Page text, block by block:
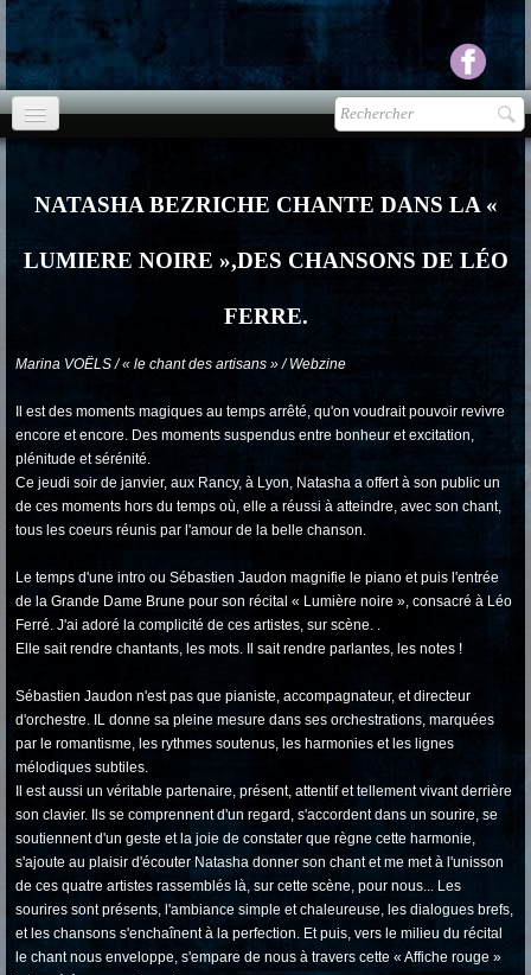
agenda
Presse▼
vente CD
Photos▼
Contact & liens
NATASHA BEZRICHE CHANTE DANS LA «
LUMIERE NOIRE »,DES CHANSONS DE LÉO
FERRE.
Marina VOËLS / « le chant des artisans » / Webzine
Il est des moments magiques au temps arrêté, qu'on voudrait pouvoir revivre
encore et encore. Des moments suspendus entre bonheur et excitation,
plénitude et sérénité.
Ce jeudi soir de janvier, aux Rancy, à Lyon, Natasha a offert à son public un
de ces moments hors du temps où, elle a réussi à atteindre, avec son chant,
tous les coeurs réunis par l'amour de la belle chanson.
Le temps d'une intro ou Sébastien Jaudon magnifie le piano et puis l'entrée
de la Grande Dame Brune pour son récital « Lumière noire », consacré à Léo
Ferré. J'ai adoré la complicité de ces artistes, sur scène. .
Elle sait rendre chantants, les mots. Il sait rendre parlantes, les notes !
Sébastien Jaudon n'est pas que pianiste, accompagnateur, et directeur
d'orchestre. IL donne sa pleine mesure dans ses orchestrations, marquées
par le romantisme, les rythmes soutenus, les harmonies et les lignes
mélodiques subtiles.
Il est aussi un véritable partenaire, présent, attentif et tellement vivant derrière
son clavier. Ils se comprennent d'un regard, s'accordent dans un sourire, se
soutiennent d'un geste et la joie de constater que règne cette harmonie,
s'ajoute au plaisir d'écouter Natasha donner son chant et me met à l'unisson
de ces quatre artistes rassemblés là, sur cette scène, pour nous... Les
sourires sont présents, l'ambiance simple et chaleureuse, les dialogues brefs,
et les chansons s'enchaînent à la perfection. Et puis, vers le milieu du récital
le chant nous enveloppe, s'empare de nous à travers cette « Affiche rouge »